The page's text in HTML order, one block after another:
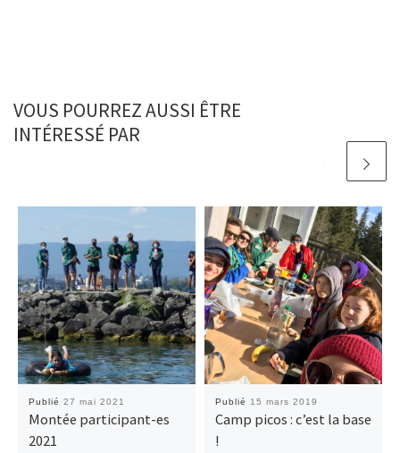
VOUS POURREZ AUSSI ÊTRE
INTÉRESSÉ PAR
Publié 27 mai 2021
Montée participant-es
2021
Publié 15 mars 2019
Camp picos : c’est la base
!